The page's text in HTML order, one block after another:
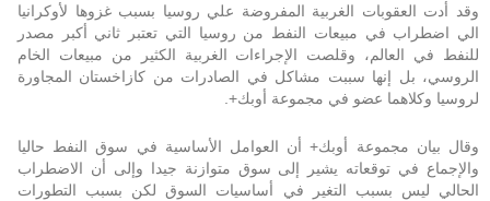
وقد أدت العقوبات الغربية المفروضة علي روسيا بسبب غزوها لأوكرانيا
الي اضطراب في مبيعات النفط من روسيا التي تعتبر ثاني أكبر مصدر
للنفط في العالم، وقلصت الإجراءات الغربية الكثير من مبيعات الخام
الروسي، بل إنها سببت مشاكل في الصادرات من كازاخستان المجاورة
لروسيا وكلاهما عضو في مجموعة أوبك+.
وقال بيان مجموعة أوبك+ أن العوامل الأساسية في سوق النفط حاليا
والإجماع في توقعاته يشير إلى سوق متوازنة جيدا وإلى أن الاضطراب
الحالي ليس بسبب التغير في أساسيات السوق لكن بسبب التطورات